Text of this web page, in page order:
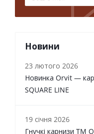
Новини
23 лютого 2026
Новинка Orvit —
SQUARE LINE
19 січня 2026
Гнучкі карнизи TM